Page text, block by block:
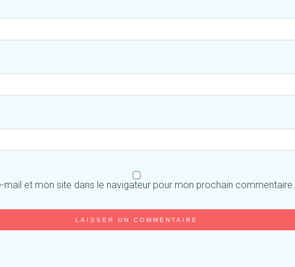
mail et mon site dans le navigateur pour mon prochain commentaire.